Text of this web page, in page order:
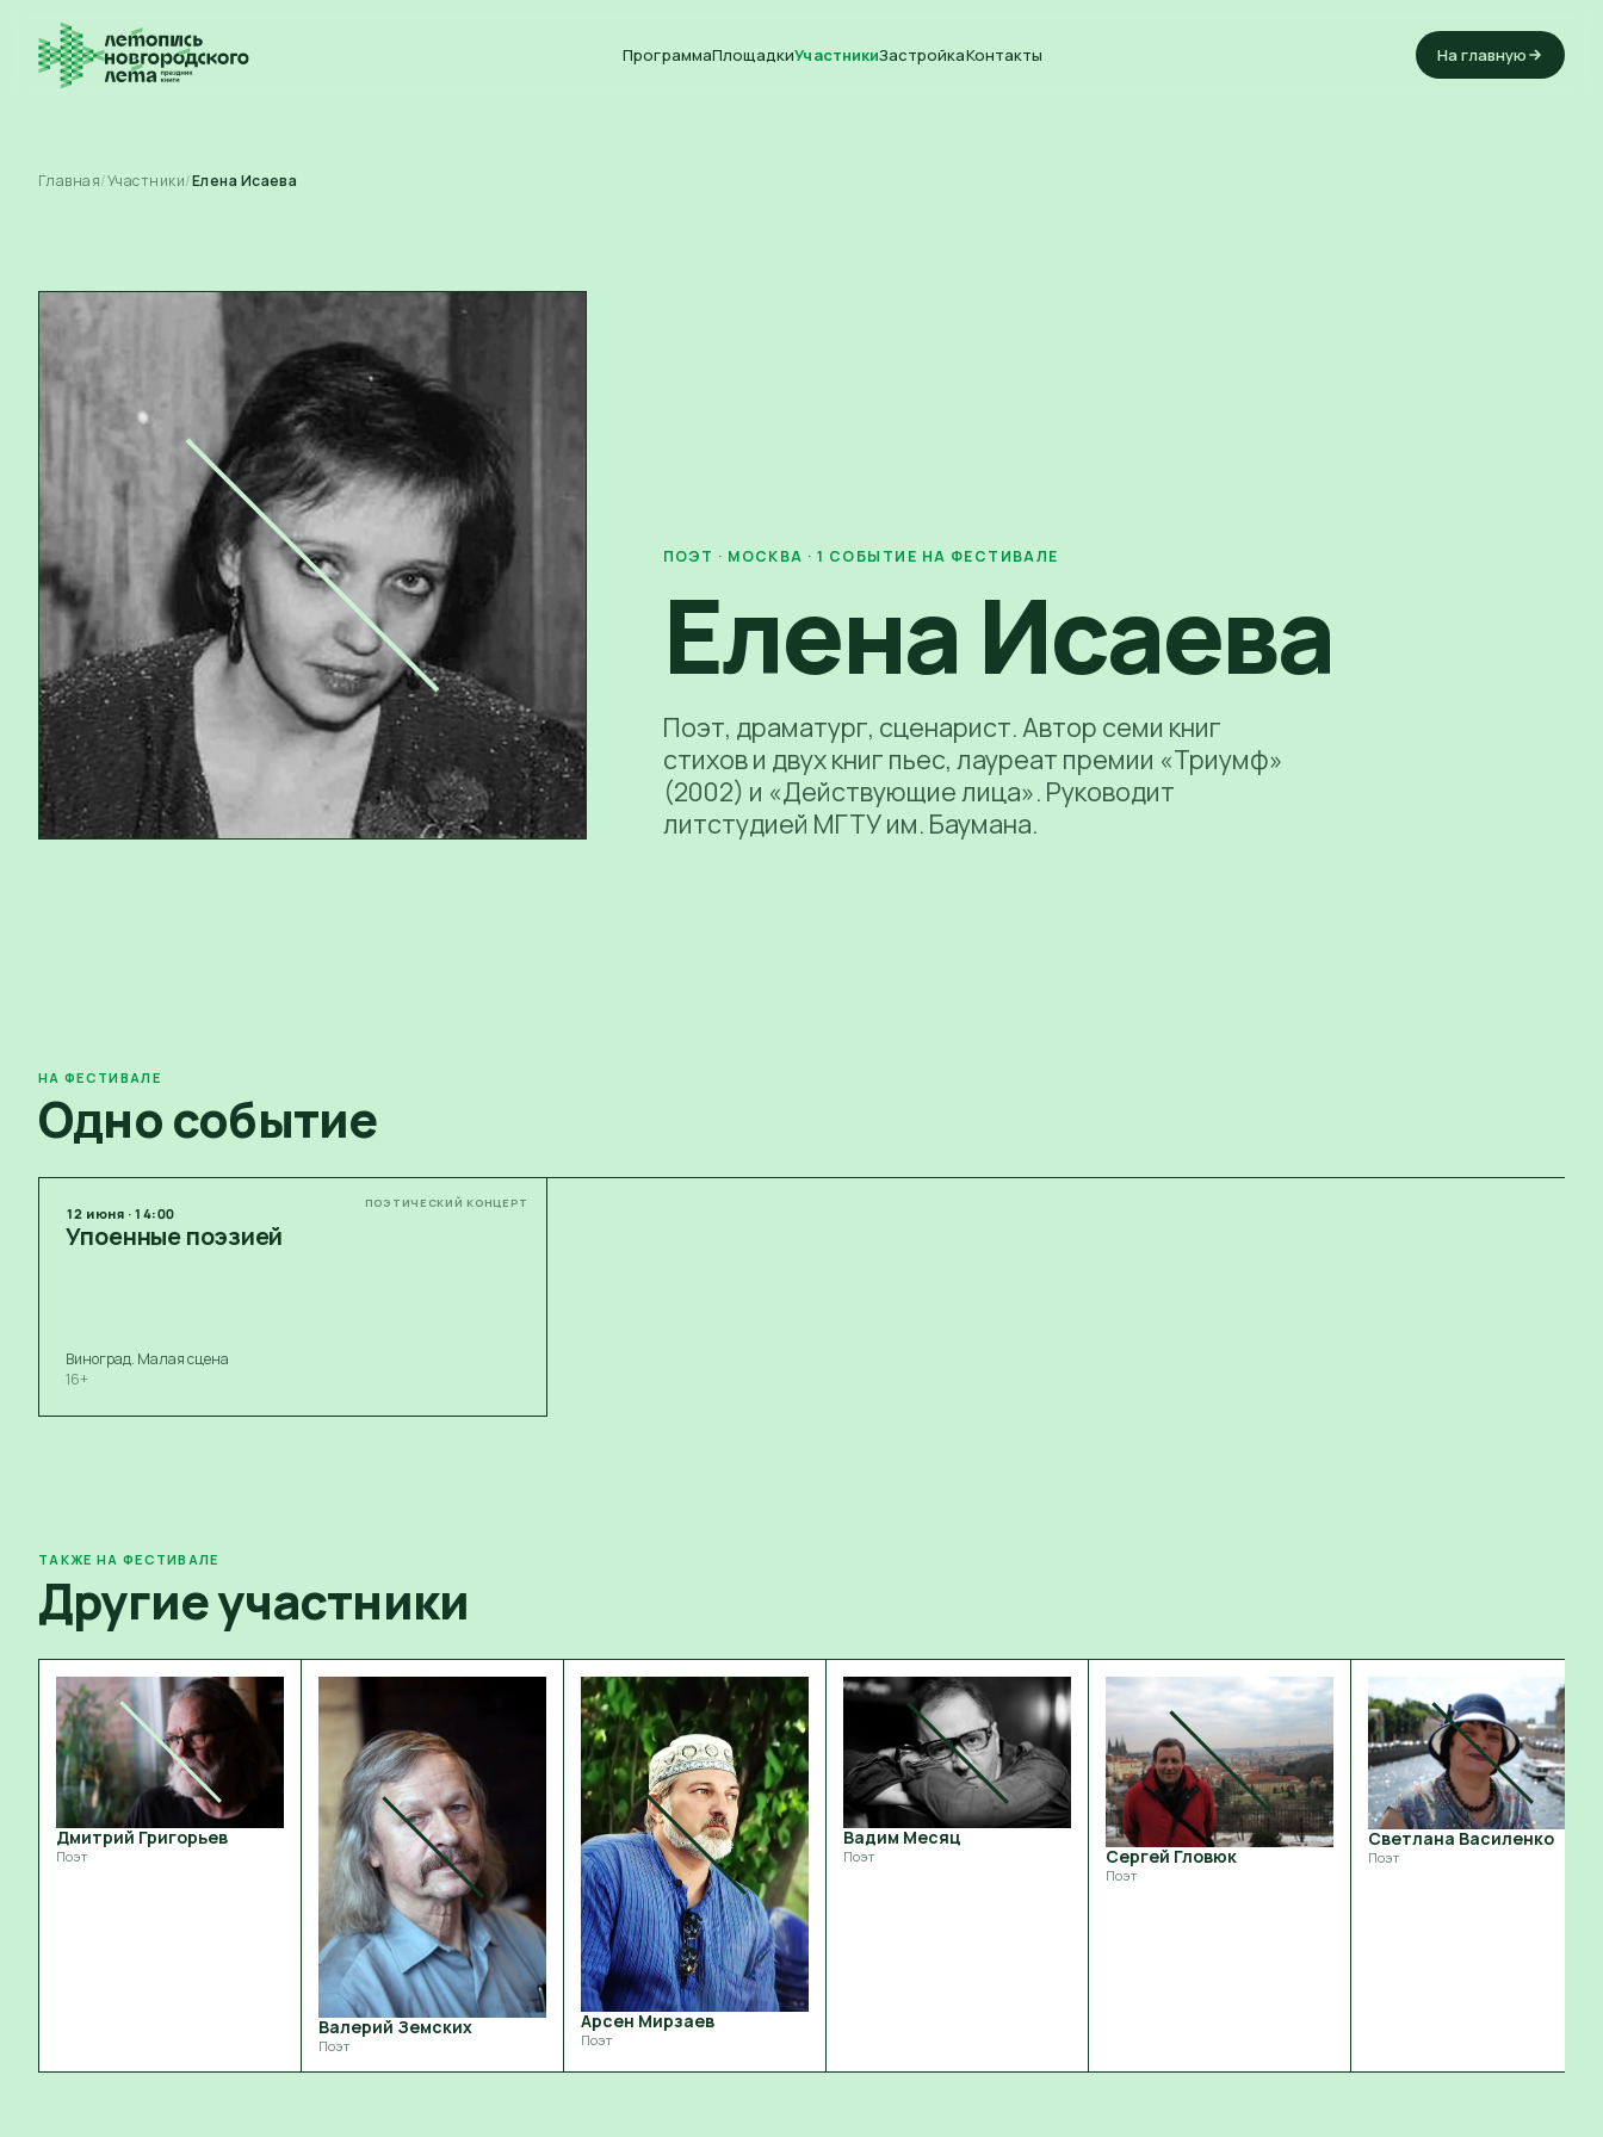
ПрограммаПлощадкиУчастникиЗастройкаКонтакты На главную
Главная/Участники/Елена Исаева
ПОЭТ · МОСКВА ·1 СОБЫТИЕ НА ФЕСТИВАЛЕ
Елена Исаева
Поэт, драматург, сценарист. Автор семи книг
стихов и двух книг пьес, лауреат премии «Триумф»
(2002) и «Действующие лица». Руководит
литстудией МГТУ им. Баумана.
НА ФЕСТИВАЛЕ
Одно событие
ПОЭТИЧЕСКИЙ КОНЦЕРТ
12 июня · 14:00
Упоенные поэзией
Виноград. Малая сцена
16+
ТАКЖЕ НА ФЕСТИВАЛЕ
Другие участники
Дмитрий Григорьев
Поэт
Валерий Земских
Поэт
Арсен Мирзаев
Поэт
Вадим Месяц
Поэт Сергей Гловюк
Поэт
Светлана Василенко
Поэт